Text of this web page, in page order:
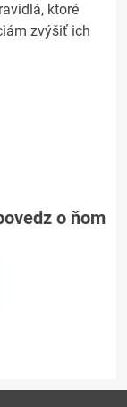
ktoré
zvýšiť ich
o ňom